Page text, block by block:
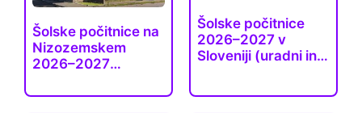
Šolske počitnice na
Nizozemskem
2026–2027
Šolske počitnice
2026–2027 v
Sloveniji (uradni in…